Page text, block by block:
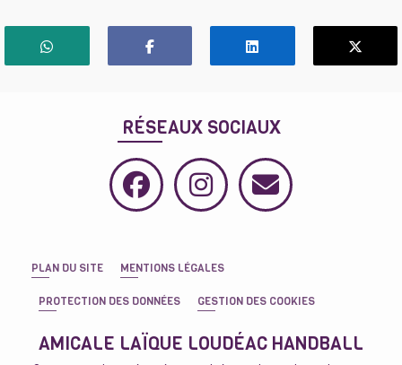
RÉSEAUX SOCIAUX
PLAN DU SITE MENTIONS LÉGALES
PROTECTION DES DONNÉES GESTION DES COOKIES
AMICALE LAÏQUE LOUDÉAC HANDBALL